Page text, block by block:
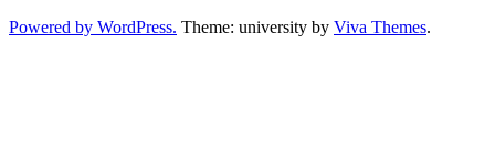
Powered by WordPress. Theme: university by Viva Themes.